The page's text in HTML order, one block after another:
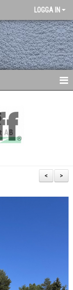
LOGGA IN
>
<